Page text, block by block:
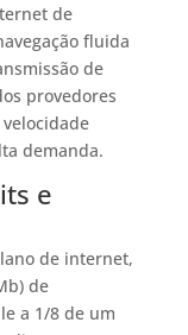
de
fluida
de
provedores
demanda.
e
de internet,
de
a 1/8 de um